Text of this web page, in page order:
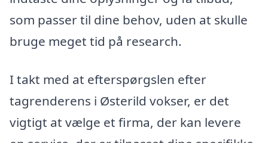
som passer til dine behov, uden at skulle
bruge meget tid på research.
I takt med at efterspørgslen efter
tagrenderens i Østerild vokser, er det
vigtigt at vælge et firma, der kan levere